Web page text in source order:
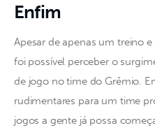
Enfim
Apesar de apenas um treino
foi possível perceber o
de jogo no time do Grêmio.
rudimentares para um time
jogos a gente já possa